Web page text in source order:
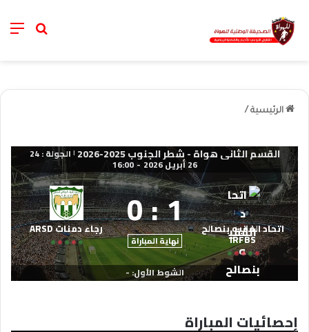
خانة
الرئيسية /
القسم الثاني هواة - شطر الجنوب 2025-2026 | الجولة : 24
26 أبريل 2026 -
16:00
اتحاد الفقيه بنصالح
IRFBS
1
:
0
نهاية المباراة
رجاء دمنات ARSD
الشوط الأول: -
إحصائيات المباراة